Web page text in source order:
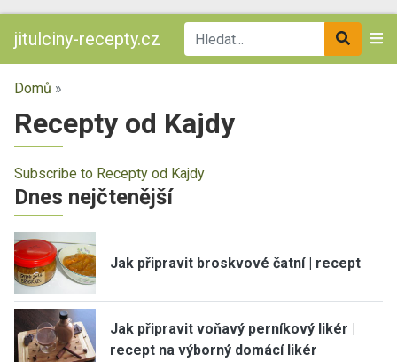
jitulciny-recepty.cz
Domů »
Recepty od Kajdy
Subscribe to Recepty od Kajdy
Dnes nejčtenější
Jak připravit broskvové čatní | recept
Jak připravit voňavý perníkový likér |
recept na výborný domácí likér